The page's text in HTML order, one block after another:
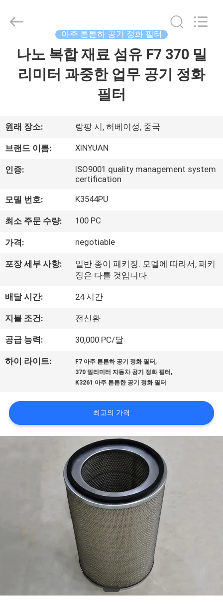
회
사
개
공
장
행
품
질
문
manufacturing
아주 튼튼하 공기 정화 필터
나노 복합 재료 섬유 F7 370 밀
리미터 과중한 업무 공기 정화
필터
원래 장소: 랑팡 시, 허베이성, 중국
브랜드 이름: XINYUAN
인증:
ISO9001 quality management system
certification
모델 번호: K3544PU
최소 주문 수량: 100 PC
가격: negotiable
포장 세부 사항:
일반 종이 패키징. 모델에 따라서, 패키
징은 다를 것입니다.
배달 시간: 24 시간
지불 조건: 전신환
공급 능력: 30,000 PC/달
하이 라이트: F7 아주 튼튼하 공기 정화 필터 ,
370 밀리미터 자동차 공기 정화 필터 ,
K3261 아주 튼튼한 공기 정화 필터
최고의 가격